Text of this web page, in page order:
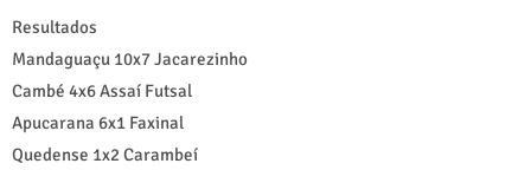
Resultados
Mandaguaçu 10x7 Jacarezinho
Cambé 4x6 Assaí Futsal
Apucarana 6x1 Faxinal
Quedense 1x2 Carambeí